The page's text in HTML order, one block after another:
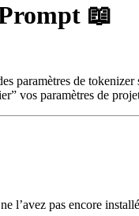
📖
paramètres de
vos paramètres de
l’avez pas encore